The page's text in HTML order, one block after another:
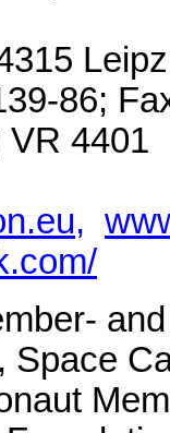
86;
4401
Space